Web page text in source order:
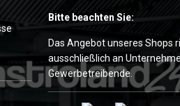
Bitte beachten Sie:
Das Angebot unseres Shops
ausschließlich an
Gewerbetreibende.